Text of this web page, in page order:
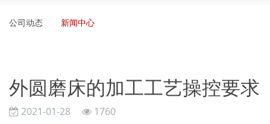
公司动态 新闻中心
外圆磨床的加工工艺操控要求
2021-01-28 1760